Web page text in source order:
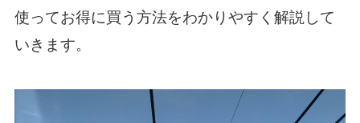
使ってお得に買う方法をわかりやすく解説して
いきます。